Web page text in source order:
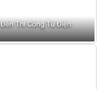
Thi Công Tủ Điện